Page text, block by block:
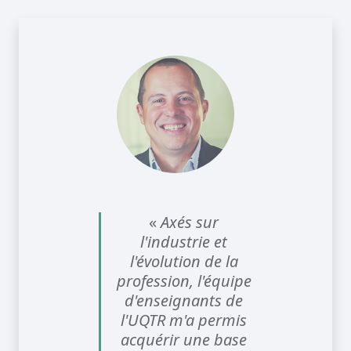
«Axés sur
l'industrie et
l'évolution de la
profession, l'équipe
d'enseignants de
l'UQTR m'a permis
acquérir une base